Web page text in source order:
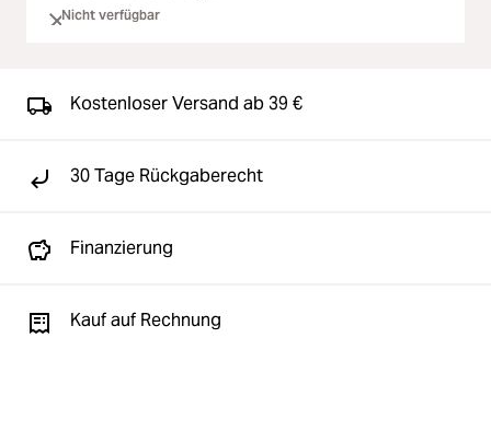
Nicht verfügbar
Kostenloser Versand ab 39 €
30 Tage Rückgaberecht
Finanzierung
Kauf auf Rechnung